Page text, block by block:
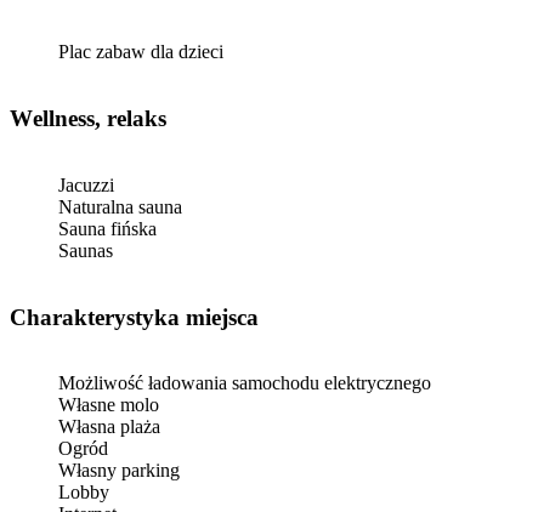
Plac zabaw dla dzieci
Wellness, relaks
Jacuzzi
Naturalna sauna
Sauna fińska
Saunas
Charakterystyka miejsca
Możliwość ładowania samochodu elektrycznego
Własne molo
Własna plaża
Ogród
Własny parking
Lobby